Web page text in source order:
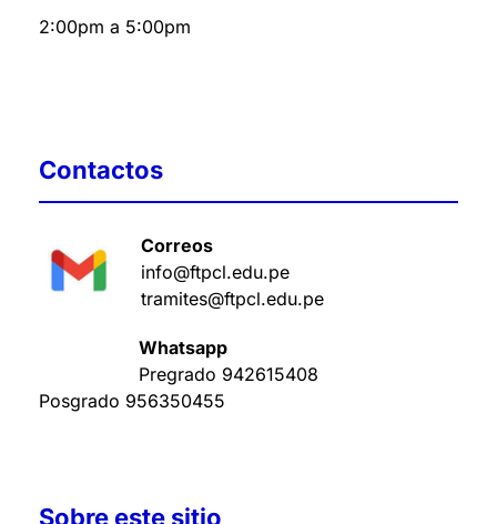
2:00pm a 5:00pm
Contactos
Correos
info@ftpcl.edu.pe
tramites@ftpcl.edu.pe
Whatsapp
Pregrado 942615408
Posgrado 956350455
Sobre este sitio